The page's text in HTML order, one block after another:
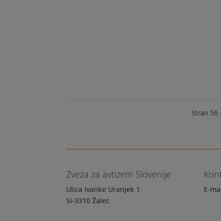
Stran 56
Zveza za avtizem Slovenije
Ulica Ivanke Uranjek 1
SI-3310 Žalec
E-